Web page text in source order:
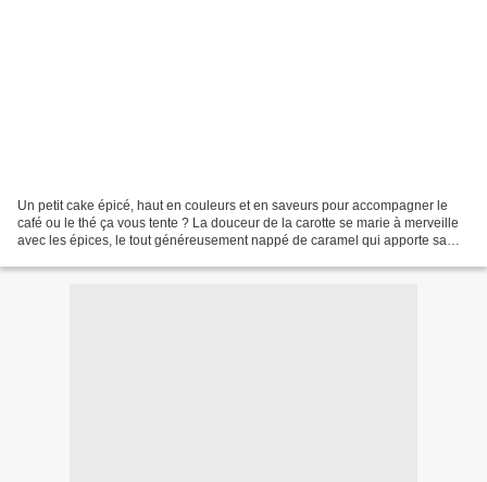
Un petit cake épicé, haut en couleurs et en saveurs pour accompagner le
café ou le thé ça vous tente ? La douceur de la carotte se marie à merveille
avec les épices, le tout généreusement nappé de caramel qui apporte sa